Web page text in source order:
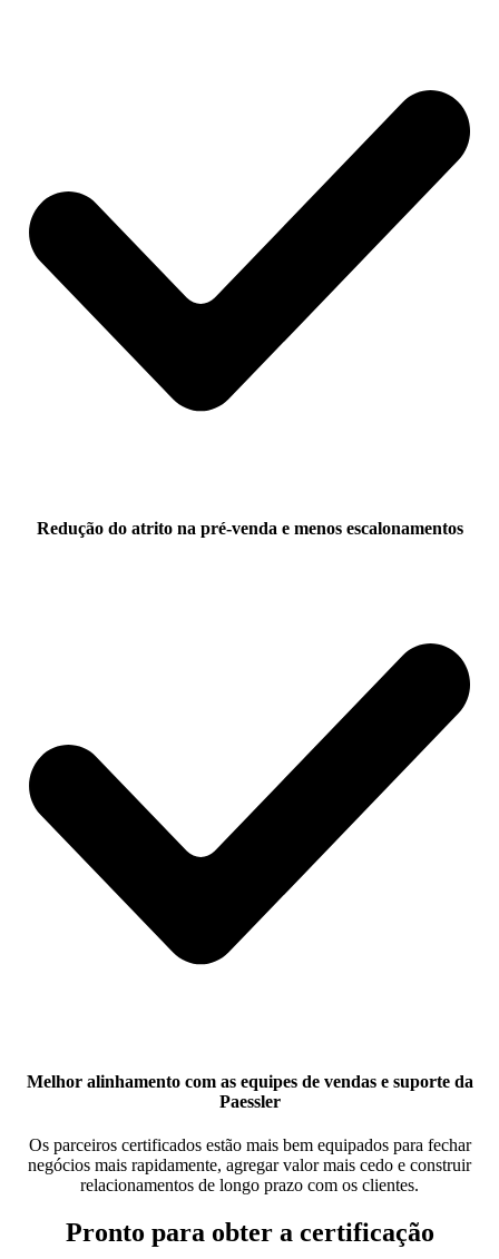
Redução do atrito na pré-venda e menos escalonamentos
Melhor alinhamento com as equipes de vendas e suporte da
Paessler
Os parceiros certificados estão mais bem equipados para fechar
negócios mais rapidamente, agregar valor mais cedo e construir
relacionamentos de longo prazo com os clientes.
Pronto para obter a certificação